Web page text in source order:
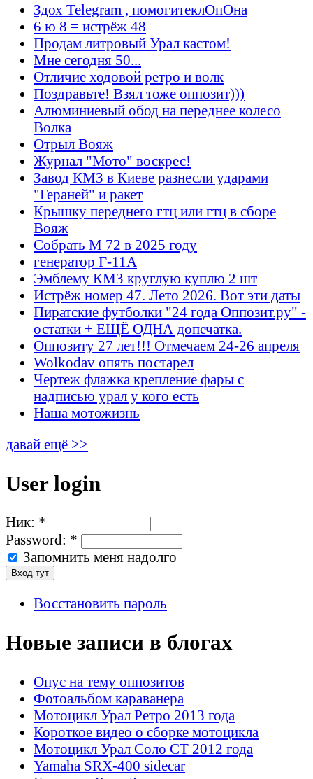
Здох Telegram , помогитеклОпОна
6 ю 8 = истрёж 48
Продам литровый Урал кастом!
Мне сегодня 50...
Отличие ходовой ретро и волк
Поздравьте! Взял тоже оппозит)))
Алюминиевый обод на переднее колесо
Волка
Отрыл Вояж
Журнал "Мото" воскрес!
Завод КМЗ в Киеве разнесли ударами
"Гераней" и ракет
Крышку переднего гтц или гтц в сборе
Вояж
Собрать М 72 в 2025 году
генератор Г-11А
Эмблему КМЗ круглую куплю 2 шт
Истрёж номер 47. Лето 2026. Вот эти даты
Пиратские футболки "24 года Оппозит.ру" -
остатки + ЕЩЁ ОДНА допечатка.
Оппозиту 27 лет!!! Отмечаем 24-26 апреля
Wolkodav опять постарел
Чертеж флажка крепление фары с
надписью урал у кого есть
Наша мотожизнь
давай ещё >>
User login
Ник: *
Password: *
Запомнить меня надолго
Восстановить пароль
Новые записи в блогах
Опус на тему оппозитов
Фотоальбом караванера
Мотоцикл Урал Ретро 2013 года
Короткое видео о сборке мотоцикла
Мотоцикл Урал Соло СТ 2012 года
Yamaha SRX-400 sidecar